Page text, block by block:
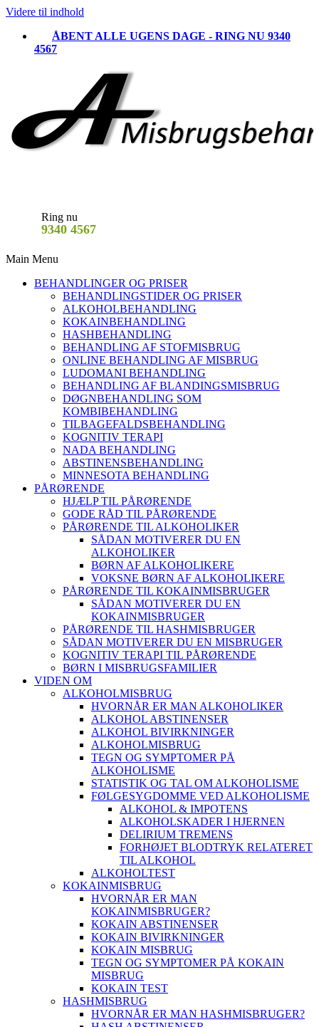
Videre til indhold
ÅBENT ALLE UGENS DAGE - RING NU 9340
4567
Ring nu
9340 4567
Main Menu
BEHANDLINGER OG PRISER
BEHANDLINGSTIDER OG PRISER
ALKOHOLBEHANDLING
KOKAINBEHANDLING
HASHBEHANDLING
BEHANDLING AF STOFMISBRUG
ONLINE BEHANDLING AF MISBRUG
LUDOMANI BEHANDLING
BEHANDLING AF BLANDINGSMISBRUG
DØGNBEHANDLING SOM
KOMBIBEHANDLING
TILBAGEFALDSBEHANDLING
KOGNITIV TERAPI
NADA BEHANDLING
ABSTINENSBEHANDLING
MINNESOTA BEHANDLING
PÅRØRENDE
HJÆLP TIL PÅRØRENDE
GODE RÅD TIL PÅRØRENDE
PÅRØRENDE TIL ALKOHOLIKER
SÅDAN MOTIVERER DU EN
ALKOHOLIKER
BØRN AF ALKOHOLIKERE
VOKSNE BØRN AF ALKOHOLIKERE
PÅRØRENDE TIL KOKAINMISBRUGER
SÅDAN MOTIVERER DU EN
KOKAINMISBRUGER
PÅRØRENDE TIL HASHMISBRUGER
SÅDAN MOTIVERER DU EN MISBRUGER
KOGNITIV TERAPI TIL PÅRØRENDE
BØRN I MISBRUGSFAMILIER
VIDEN OM
ALKOHOLMISBRUG
HVORNÅR ER MAN ALKOHOLIKER
ALKOHOL ABSTINENSER
ALKOHOL BIVIRKNINGER
ALKOHOLMISBRUG
TEGN OG SYMPTOMER PÅ
ALKOHOLISME
STATISTIK OG TAL OM ALKOHOLISME
FØLGESYGDOMME VED ALKOHOLISME
ALKOHOL & IMPOTENS
ALKOHOLSKADER I HJERNEN
DELIRIUM TREMENS
FORHØJET BLODTRYK RELATERET
TIL ALKOHOL
ALKOHOLTEST
KOKAINMISBRUG
HVORNÅR ER MAN
KOKAINMISBRUGER?
KOKAIN ABSTINENSER
KOKAIN BIVIRKNINGER
KOKAIN MISBRUG
TEGN OG SYMPTOMER PÅ KOKAIN
MISBRUG
KOKAIN TEST
HASHMISBRUG
HVORNÅR ER MAN HASHMISBRUGER?